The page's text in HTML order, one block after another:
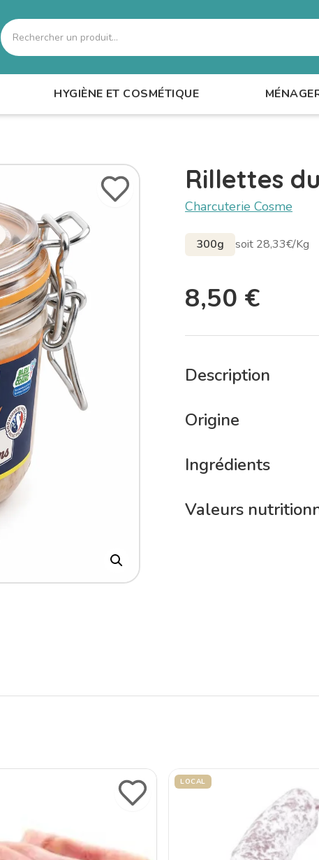
Rechercher
HYGIÈNE ET COSMÉTIQUE
Rillettes
Charcuterie Cosme
300g soit 28,33€/Kg
8,50 €
Description
Origine
Ingrédients
Valeurs
LOCAL